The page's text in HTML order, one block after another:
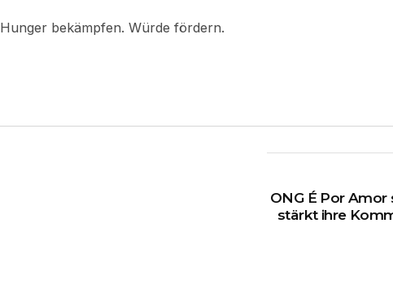
Hunger bekämpfen. Würde fördern.
ONG É Por
stärkt ihre